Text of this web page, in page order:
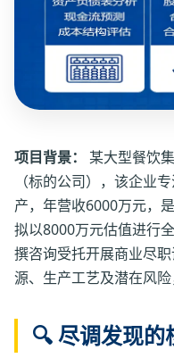
项目背景：
某大型餐饮
（标的公司），该企业
产，年营收6000万元，
拟以8000万元估值进行
撰咨询受托开展商业尽
源、生产工艺及潜在风险
🔍 尽调发现的